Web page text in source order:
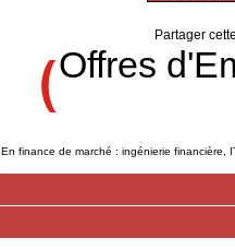
Partager
Offres
En finance de marché : ingénierie financière,